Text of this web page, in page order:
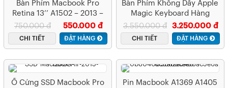
Bàn Phím Macbook Pro
Retina 13’’ A1502 – 2013 –
2014 – 2015 – A1502
550.000 đ
750.000 đ
CHI TIẾT ĐẶT HÀNG
Bàn Phím Không Dây Apple
Magic Keyboard Hàng
Chính Hãng3.250.000 đ
3.550.000 đ
CHI TIẾT ĐẶT HÀNG
Ổ Cứng SSD Macbook Pro
Pin Macbook A1369 A1405